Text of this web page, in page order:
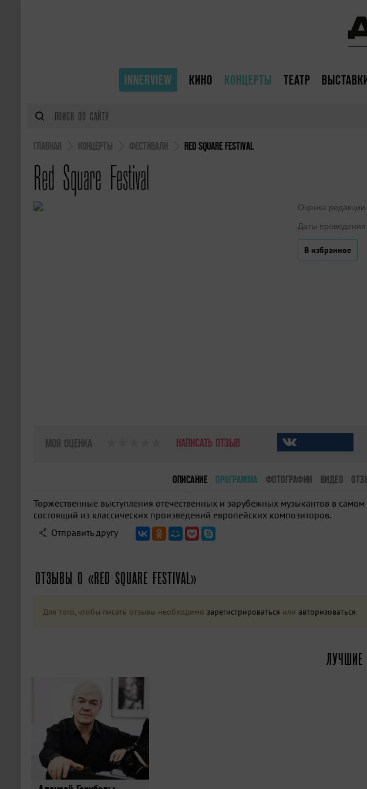
INNERVIEW КИНО КОНЦЕРТЫ ТЕАТР
ГЛАВНАЯ КОНЦЕРТЫ ФЕСТИВАЛИ RED SQUARE FESTIVAL
Red Square Festival
Оценка редакции
Даты проведения
В избранное
МОЯ ОЦЕНКА НАПИСАТЬ ОТЗЫВ
ОПИСАНИЕ ПРОГРАММА ФОТОГРАФИИ ВИДЕО
Торжественные выступления отечественных и зарубежных музыкантов в
состоящий из классических произведений европейских композиторов.
Отправить другу
ОТЗЫВЫ О «RED SQUARE FESTIVAL»
Для того, чтобы писать отзывы необходимо зарегистрироваться или авторизоваться.